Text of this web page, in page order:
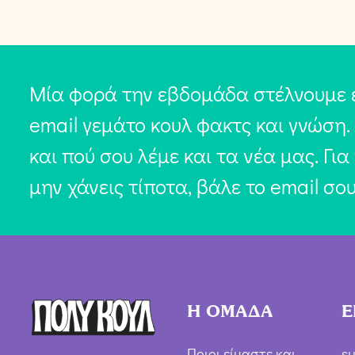
Μία φορά την εβδομάδα στέλνουμε
email γεμάτο κουλ φακτς και
και πού σου λέμε και τα νέα μας.
μην χάνεις τίποτα, βάλε το email
Η ΟΜΑΔΑ